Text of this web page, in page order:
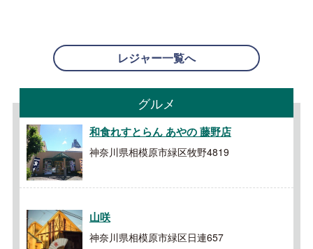
レジャー一覧へ
グルメ
和食れすとらん あやの 藤野店
神奈川県相模原市緑区牧野4819
山咲
神奈川県相模原市緑区日連657